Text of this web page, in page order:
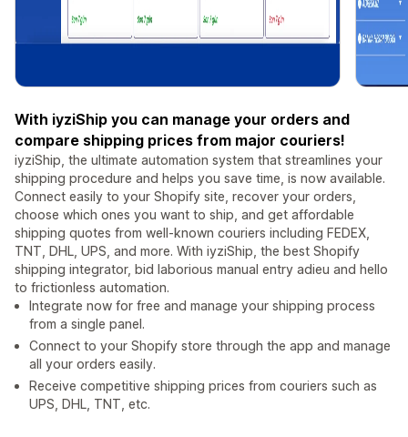
With iyziShip you can manage your orders and
compare shipping prices from major couriers!
iyziShip, the ultimate automation system that streamlines your
shipping procedure and helps you save time, is now available.
Connect easily to your Shopify site, recover your orders,
choose which ones you want to ship, and get affordable
shipping quotes from well-known couriers including FEDEX,
TNT, DHL, UPS, and more. With iyziShip, the best Shopify
shipping integrator, bid laborious manual entry adieu and hello
to frictionless automation.
Integrate now for free and manage your shipping process
from a single panel.
Connect to your Shopify store through the app and manage
all your orders easily.
Receive competitive shipping prices from couriers such as
UPS, DHL, TNT, etc.